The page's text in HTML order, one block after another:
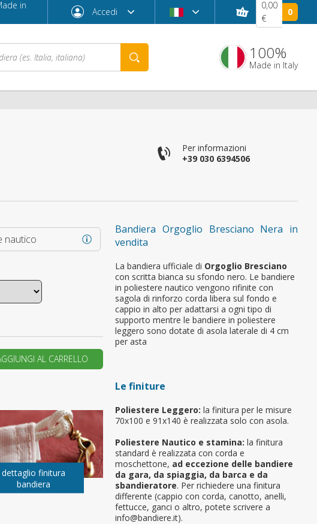
in
Accedi
il tuo primo ordine?
CREA UN NUOVO ACCOUNT
0,00
€
0
100%
Made in Italy
Per informazioni
+39 030 6394506
Bandiera Orgoglio Bresciano Nera in
vendita
La bandiera ufficiale di Orgoglio Bresciano
con scritta bianca su sfondo nero. Le bandiere
in poliestere nautico vengono rifinite con
sagola di rinforzo corda libera sul fondo e
cappio in alto per adattarsi a ogni tipo di
supporto mentre le bandiere in poliestere
leggero sono dotate di asola laterale di 4 cm
per asta
Le finiture
Poliestere Leggero: la finitura per le misure
70x100 e 91x140 è realizzata solo con asola.
Poliestere Nautico e stamina: la finitura
standard è realizzata con corda e
moschettone, ad eccezione delle bandiere
da gara, da spiaggia, da barca e da
sbandieratore. Per richiedere una finitura
differente (cappio con corda, canotto, anelli,
fettucce, ganci o altro, potete scrivere a
info@bandiere.it).
nautico
AL CARRELLO
dettaglio finitura
bandiera